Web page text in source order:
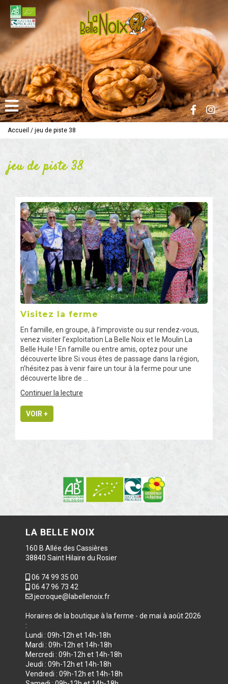
Accueil / jeu de piste 38
jeu de piste 38
Visitez la ferme
En famille, en groupe, à l’improviste ou sur rendez-vous,
venez visiter l’exploitation La Belle Noix et le Moulin La
Belle Huile ! En famille ou entre amis, optez pour une
découverte libre Si vous êtes de passage dans la région,
n’hésitez pas à venir faire un tour à la ferme pour une
découverte libre de …
Continuer la lecture
VOIR +
LA BELLE NOIX
160 B Allée des Cassières
38840 Saint Hilaire du Rosier
06 74 99 35 00
06 47 96 73 42
jecroque@labellenoix.fr
Horaires de la boutique à la ferme - de mai à août 2026
:
Lundi : 09h-12h et 14h-18h
Mardi : 09h-12h et 14h-18h
Mercredi : 09h-12h et 14h-18h
Jeudi : 09h-12h et 14h-18h
Vendredi : 09h-12h et 14h-18h